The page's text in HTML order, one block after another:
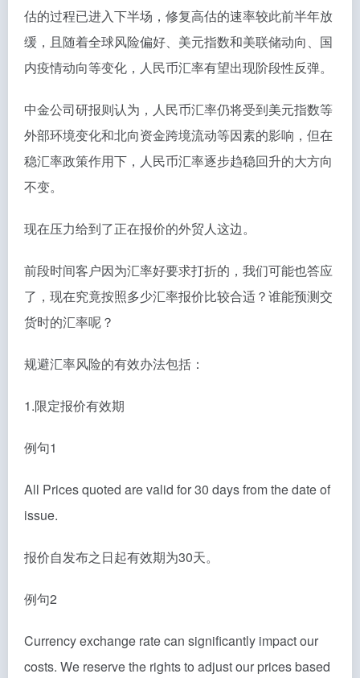
估的过程已进入下半场，修复高估的速率较此前半年放
缓，且随着全球风险偏好、美元指数和美联储动向、国
内疫情动向等变化，人民币汇率有望出现阶段性反弹。
中金公司研报则认为，人民币汇率仍将受到美元指数等
外部环境变化和北向资金跨境流动等因素的影响，但在
稳汇率政策作用下，人民币汇率逐步趋稳回升的大方向
不变。
现在压力给到了正在报价的外贸人这边。
前段时间客户因为汇率好要求打折的，我们可能也答应
了，现在究竟按照多少汇率报价比较合适？谁能预测交
货时的汇率呢？
规避汇率风险的有效办法包括：
1.限定报价有效期
例句1
All Prices quoted are valid for 30 days from the date of
issue.
报价自发布之日起有效期为30天。
例句2
Currency exchange rate can significantly impact our
costs. We reserve the rights to adjust our prices based